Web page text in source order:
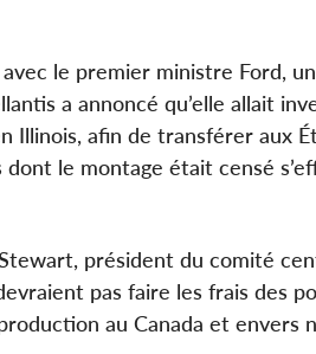
le premier ministre Ford,
a annoncé qu’elle allait
Illinois, afin de transférer aux
le montage était censé
président du comité
pas faire les frais des
au Canada et envers